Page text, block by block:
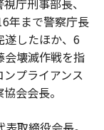
年まで警察庁長
遂したほか、6
会壊滅作戦を指
プライアンス
会会長。